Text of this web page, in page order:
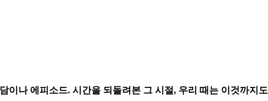
이나 에피소드. 시간을 되돌려본 그 시절, 우리 때는 이것까